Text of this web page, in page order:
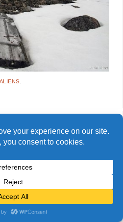
- Tous droits réservés
PARPARABOLA